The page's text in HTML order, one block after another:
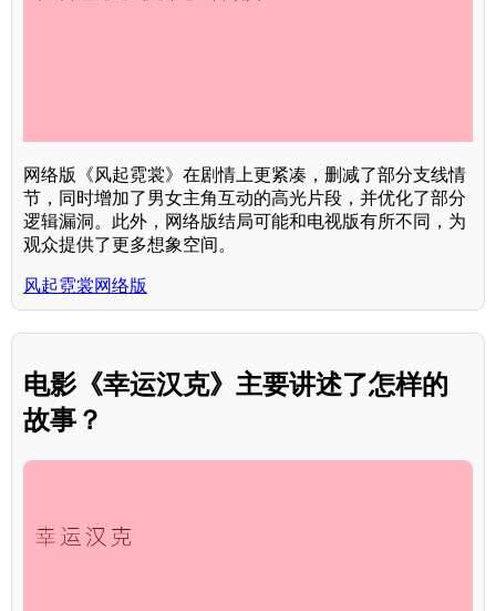
网络版《风起霓裳》在剧情上更紧凑，删减了部分支线情
节，同时增加了男女主角互动的高光片段，并优化了部分
逻辑漏洞。此外，网络版结局可能和电视版有所不同，为
观众提供了更多想象空间。
风起霓裳网络版
电影《幸运汉克》主要讲述了怎样的
故事？